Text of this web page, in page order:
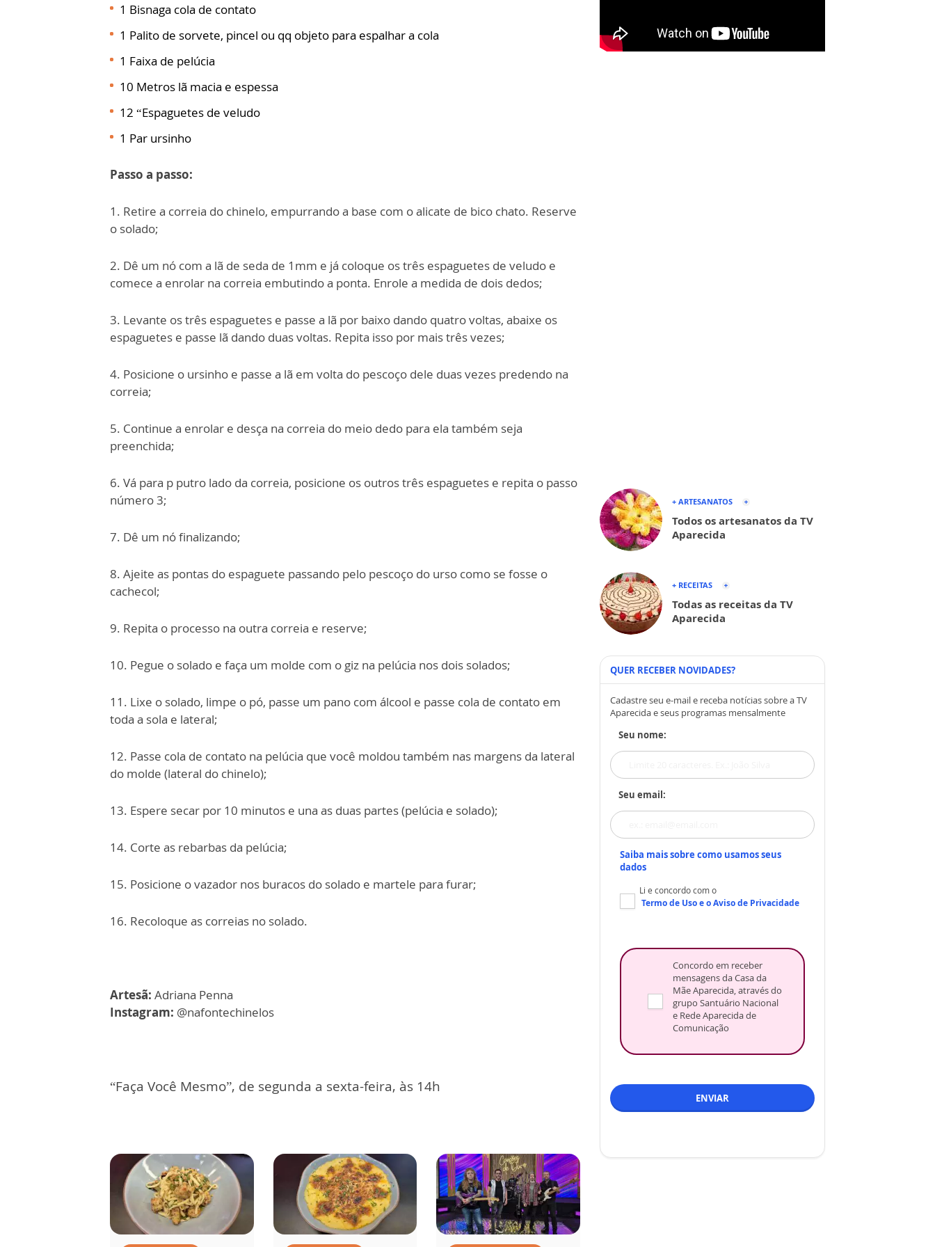
1 Bisnaga cola de contato
1 Palito de sorvete, pincel ou qq objeto para espalhar a cola
1 Faixa de pelúcia
10 Metros lã macia e espessa
12 “Espaguetes de veludo
1 Par ursinho
Passo a passo:
1. Retire a correia do chinelo, empurrando a base com o alicate de bico chato. Reserve
o solado;
2. Dê um nó com a lã de seda de 1mm e já coloque os três espaguetes de veludo e
comece a enrolar na correia embutindo a ponta. Enrole a medida de dois dedos;
3. Levante os três espaguetes e passe a lã por baixo dando quatro voltas, abaixe os
espaguetes e passe lã dando duas voltas. Repita isso por mais três vezes;
4. Posicione o ursinho e passe a lã em volta do pescoço dele duas vezes predendo na
correia;
5. Continue a enrolar e desça na correia do meio dedo para ela também seja
preenchida;
6. Vá para p putro lado da correia, posicione os outros três espaguetes e repita o passo
número 3;
7. Dê um nó finalizando;
8. Ajeite as pontas do espaguete passando pelo pescoço do urso como se fosse o
cachecol;
9. Repita o processo na outra correia e reserve;
10. Pegue o solado e faça um molde com o giz na pelúcia nos dois solados;
11. Lixe o solado, limpe o pó, passe um pano com álcool e passe cola de contato em
toda a sola e lateral;
12. Passe cola de contato na pelúcia que você moldou também nas margens da lateral
do molde (lateral do chinelo);
13. Espere secar por 10 minutos e una as duas partes (pelúcia e solado);
14. Corte as rebarbas da pelúcia;
15. Posicione o vazador nos buracos do solado e martele para furar;
16. Recoloque as correias no solado.
Artesã: Adriana Penna
Instagram: @nafontechinelos
“Faça Você Mesmo”, de segunda a sexta-feira, às 14h
+ ARTESANATOS
Todos os artesanatos da TV
Aparecida
+ RECEITAS
Todas as receitas da TV
Aparecida
QUER RECEBER NOVIDADES?
Cadastre seu e-mail e receba notícias sobre a TV
Aparecida e seus programas mensalmente
Seu nome:
Seu email:
Saiba mais sobre como usamos seus
dados
Li e concordo com o
Termo de Usoe oAviso de Privacidade
Concordo em receber
mensagens da Casa da
Mãe Aparecida, através do
grupo Santuário Nacional
e Rede Aparecida de
Comunicação
ENVIAR